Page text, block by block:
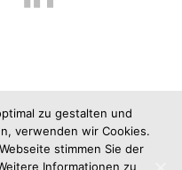
zu gestalten und
verwenden wir Cookies.
stimmen Sie der
Informationen zu